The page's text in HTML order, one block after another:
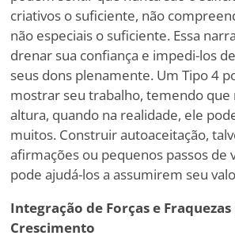
criativos o suficiente, não
não especiais o suficiente. Essa
drenar sua confiança e impedi-los
seus dons plenamente. Um Tipo 4
mostrar seu trabalho, temendo que
altura, quando na realidade, ele
muitos. Construir autoaceitação,
afirmações ou pequenos passos de
pode ajudá-los a assumirem seu
Integração de Forças e
Crescimento